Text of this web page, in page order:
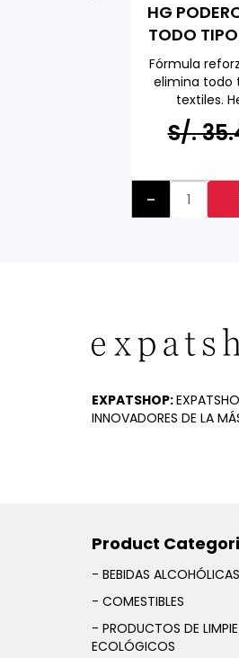
HG
TODO
Fórmula
elimina todo
textiles.
S/.
-
EXPATSHOP:
INNOVADORES DE LA
Product
- BEBIDAS ALCOHÓLICAS
- COMESTIBLES
- PRODUCTOS DE
ECOLÓGICOS